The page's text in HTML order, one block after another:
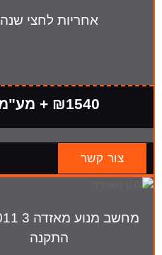
אחריות לחצי שנה
₪1540 + מע"מ
צור קשר
התקנה